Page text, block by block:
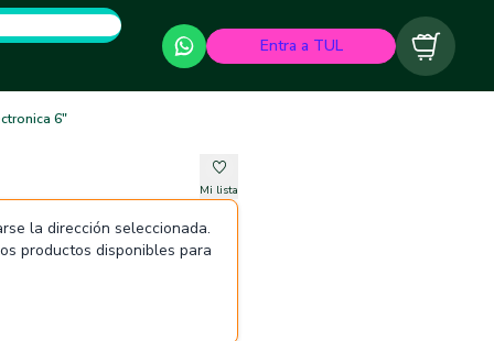
Entra a TUL Carrito
6"
Mi lista
la dirección seleccionada.
productos disponibles para